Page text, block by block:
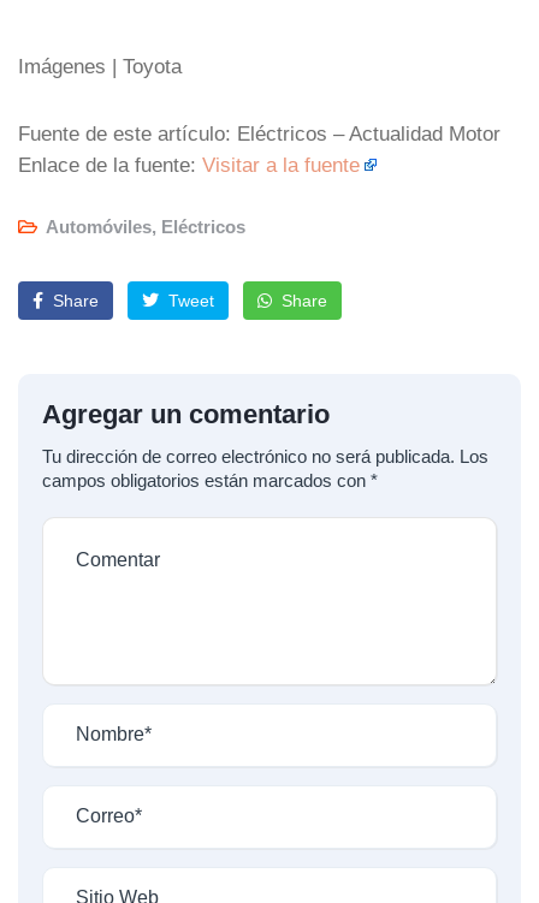
Imágenes | Toyota
Fuente de este artículo: Eléctricos – Actualidad Motor
Enlace de la fuente: Visitar a la fuente
Automóviles, Eléctricos
Share Tweet Share
Agregar un comentario
Tu dirección de correo electrónico no será publicada. Los
campos obligatorios están marcados con *